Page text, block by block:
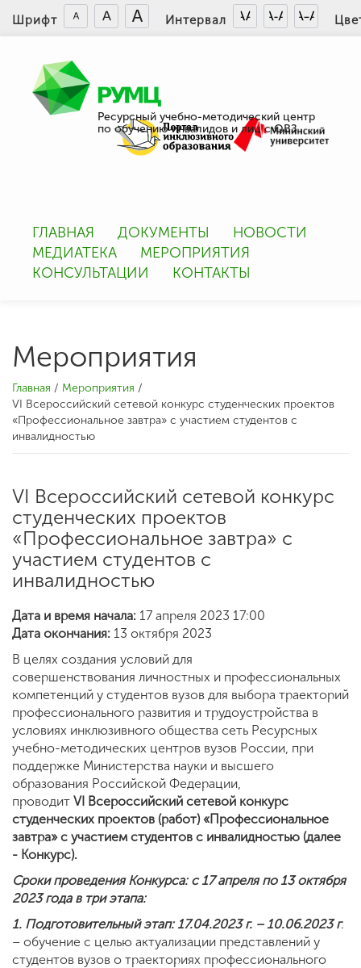
Шрифт Интервал
Ресурсный учебно-методический центр
по обучению инвалидов и лиц с ОВЗ
ГЛАВНАЯ ДОКУМЕНТЫ
НОВОСТИ
МЕДИАТЕКА
МЕРОПРИЯТИЯ
КОНСУЛЬТАЦИИ
КОНТАКТЫ
Мероприятия
Главная / Мероприятия /
VI Всероссийский сетевой конкурс студенческих проектов
«Профессиональное завтра» с участием студентов с
инвалидностью
VI Всероссийский сетевой конкурс
студенческих проектов
«Профессиональное завтра» с
участием студентов с
инвалидностью
Дата и время начала: 17 апреля 2023 17:00
Дата окончания: 13 октября 2023
В целях создания условий для
совершенствования личностных и профессиональных
компетенций у студентов вузов для выбора траекторий
профессионального развития и трудоустройства в
условиях инклюзивного общества сеть Ресурсных
учебно-методических центров вузов России, при
поддержке Министерства науки и высшего
образования Российской Федерации,
проводит VI Всероссийский сетевой конкурс
студенческих проектов (работ) «Профессиональное
завтра» с участием студентов с инвалидностью (далее
- Конкурс).
Сроки проведения Конкурса: с 17 апреля по 13 октября
2023 года в три этапа:
1. Подготовительный этап: 17.04.2023 г. – 10.06.2023 г.
– обучение с целью актуализации представлений у
студентов вузов о траекториях профессионального